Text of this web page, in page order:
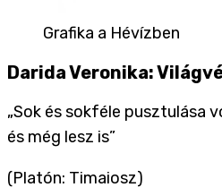
Grafika a Hévízben
Darida Veronika:
„Sok és sokféle pusztulása
és még lesz is”
(Platón: Timaiosz)